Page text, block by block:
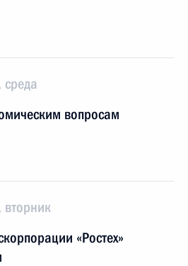
вопросам
«Ростех»